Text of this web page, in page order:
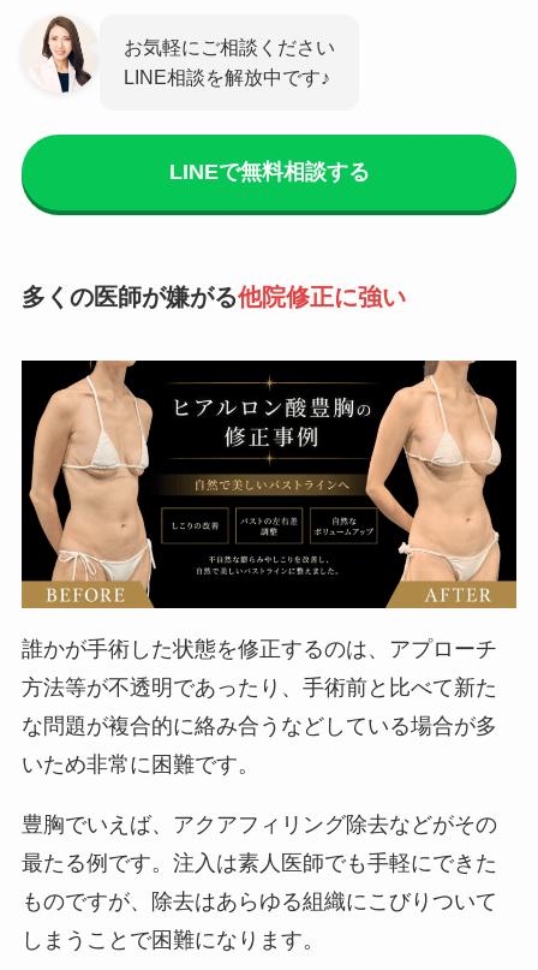
お気軽にご相談ください
LINE相談を解放中です♪
LINEで無料相談する
多くの医師が嫌がる他院修正に強い
誰かが手術した状態を修正するのは、アプローチ
方法等が不透明であったり、手術前と比べて新た
な問題が複合的に絡み合うなどしている場合が多
いため非常に困難です。
豊胸でいえば、アクアフィリング除去などがその
最たる例です。注入は素人医師でも手軽にできた
ものですが、除去はあらゆる組織にこびりついて
しまうことで困難になります。